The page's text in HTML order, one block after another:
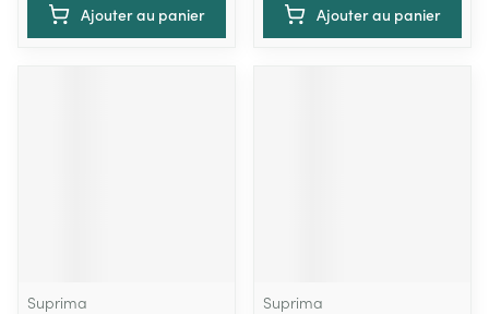
Ajouter au panier Ajouter au panier
Suprima
Suprima